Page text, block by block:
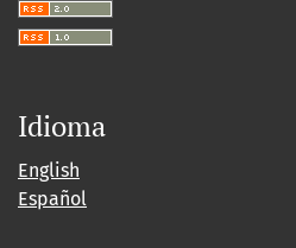
Idioma
English
Español